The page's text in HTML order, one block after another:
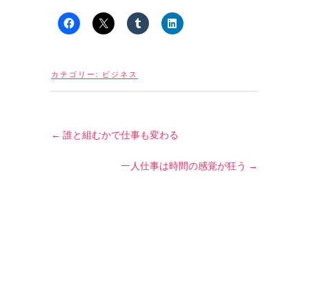
カテゴリー: ビジネス
← 誰と組むかで仕事も変わる
一人仕事は時間の感覚が狂う →